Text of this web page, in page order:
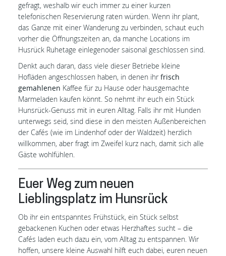
gefragt, weshalb wir euch immer zu einer kurzen
telefonischen Reservierung raten würden. Wenn ihr plant,
das Ganze mit einer Wanderung zu verbinden, schaut euch
vorher die Öffnungszeiten an, da manche Locations im
Husrück Ruhetage einlegenoder saisonal geschlossen sind.
Denkt auch daran, dass viele dieser Betriebe kleine
Hofläden angeschlossen haben, in denen ihrfrisch
gemahlenen Kaffee für zu Hause oder hausgemachte
Marmeladen kaufen könnt. So nehmt ihr euch ein Stück
Hunsrück-Genuss mit in euren Alltag. Falls ihr mit Hunden
unterwegs seid, sind diese in den meisten Außenbereichen
der Cafés (wie im Lindenhof oder der Waldzeit) herzlich
willkommen, aber fragt im Zweifel kurz nach, damit sich alle
Gäste wohlfühlen.
Euer Weg zum neuen
Lieblingsplatz im Hunsrück
Ob ihr ein entspanntes Frühstück, ein Stück selbst
gebackenen Kuchen oder etwas Herzhaftes sucht – die
Cafés laden euch dazu ein, vom Alltag zu entspannen. Wir
hoffen, unsere kleine Auswahl hilft euch dabei, euren neuen